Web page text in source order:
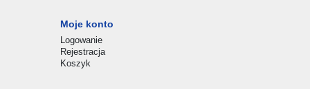
Moje konto
Logowanie
Rejestracja
Koszyk